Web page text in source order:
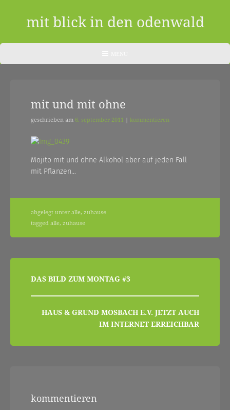
mit blick in den odenwald
blog
dem
odenwald
zwischendurch
nebenher…
mit und mit ohne
geschrieben am 6. september 2011 | kommentieren
Mojito mit und ohne Alkohol aber auf jeden Fall
mit Pflanzen…
abgelegt unter alle, zuhause
tagged alle, zuhause
beitragsnavigation
DAS BILD ZUM MONTAG #3
HAUS & GRUND MOSBACH E.V. JETZT AUCH
IM INTERNET ERREICHBAR
kommentieren